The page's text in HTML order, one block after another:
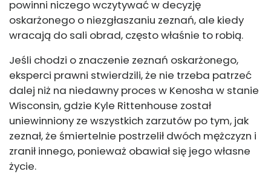
powinni niczego wczytywać w decyzję
oskarżonego o niezgłaszaniu zeznań, ale kiedy
wracają do sali obrad, często właśnie to robią.
Jeśli chodzi o znaczenie zeznań oskarżonego,
eksperci prawni stwierdzili, że nie trzeba patrzeć
dalej niż na niedawny proces w Kenosha w stanie
Wisconsin, gdzie Kyle Rittenhouse został
uniewinniony ze wszystkich zarzutów po tym, jak
zeznał, że śmiertelnie postrzelił dwóch mężczyzn i
zranił innego, ponieważ obawiał się jego własne
życie.